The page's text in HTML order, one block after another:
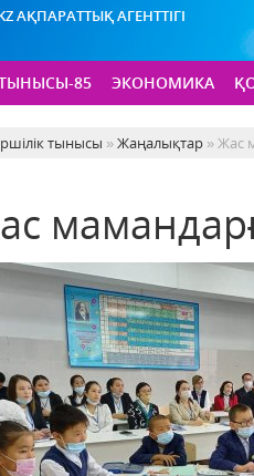
АҚПАРАТТЫҚ АГЕНТТІГІ
ТЫНЫСЫ-85 ЭКОНОМИКА
тынысы »Жаңалықтар » Жас